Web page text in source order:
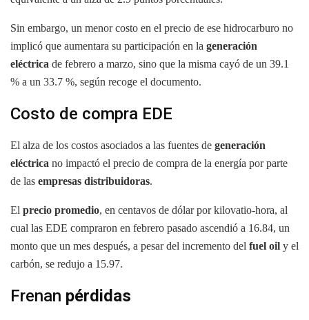
Sin embargo, un menor costo en el precio de ese hidrocarburo no
implicó que aumentara su participación en la generación
eléctrica de febrero a marzo, sino que la misma cayó de un 39.1
% a un 33.7 %, según recoge el documento.
Costo de compra EDE
El alza de los costos asociados a las fuentes de generación
eléctrica no impactó el precio de compra de la energía por parte
de las empresas distribuidoras.
El precio promedio, en centavos de dólar por kilovatio-hora, al
cual las EDE compraron en febrero pasado ascendió a 16.84, un
monto que un mes después, a pesar del incremento del fuel oil y el
carbón, se redujo a 15.97.
Frenan pérdidas